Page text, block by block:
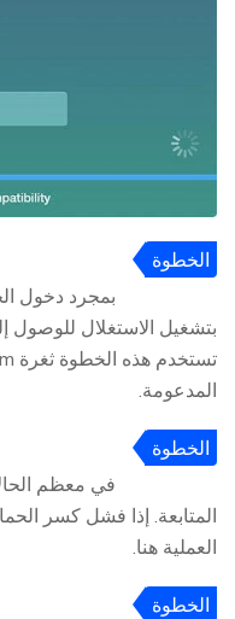
الخطوة
بتشغيل الاستغلال
المدعومة.
الخطوة
في معظم
المتابعة. إذا فشل كسر
العملية هنا.
الخطوة